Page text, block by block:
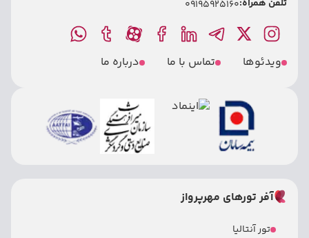
تلفن همراه:09195925160
ویدئوها تماس با ما درباره ما
آفر تورهای مهرپرواز
تور آنتالیا